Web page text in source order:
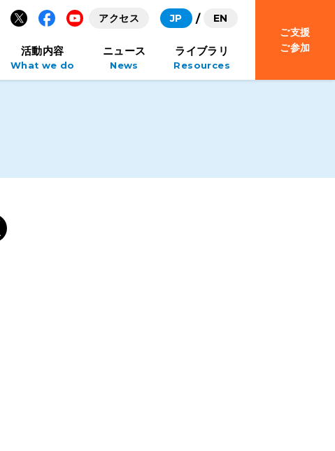
アクセス EN
JP
活動内容
What we do
ニュース
News
ライブラリ
Resources
ご支援
ご参加